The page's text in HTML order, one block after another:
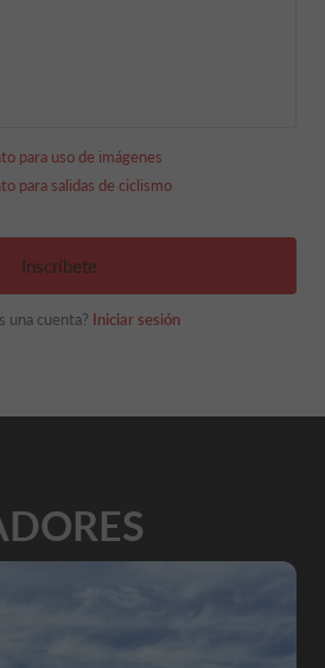
para uso de imágenes
para salidas de ciclismo
Inscríbete
una cuenta? Iniciar sesión